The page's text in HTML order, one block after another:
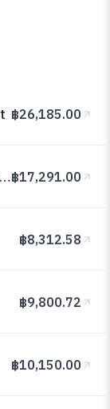
฿26,185.00
NOVOTEL BANGKOK PLOENCHIT SUKHUMVIT฿17,291.00
฿8,312.58
฿9,800.72
฿10,150.00